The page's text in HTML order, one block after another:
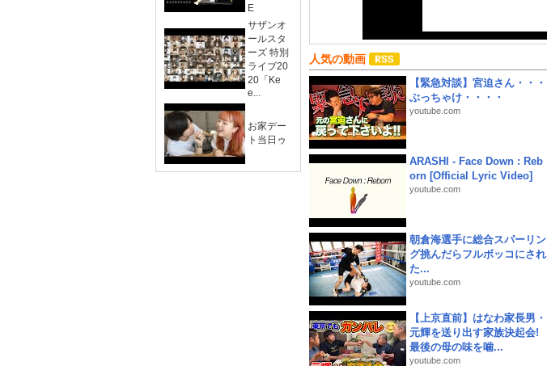
E
サザンオ
ールスタ
ーズ 特別
ライブ20
20「Ke
e...
お家デー
ト当日ゥ
人気の動画
【緊急対談】宮迫さん・・・
ぶっちゃけ・・・・
youtube.com
ARASHI - Face Down : Reb
orn [Official Lyric Video]
youtube.com
朝倉海選手に総合スパーリン
グ挑んだらフルボッコにされ
た...
youtube.com
【上京直前】はなわ家長男・
元輝を送り出す家族決起会!
最後の母の味を噛...
youtube.com